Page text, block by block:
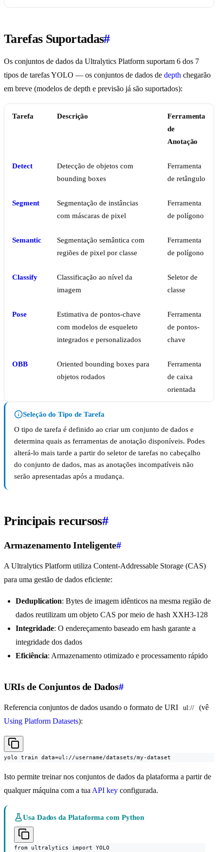
Tarefas Suportadas#
Os conjuntos de dados da Ultralytics Platform suportam 6 dos 7
tipos de tarefas YOLO — os conjuntos de dados de depth chegarão
em breve (modelos de depth e previsão já são suportados):
Tarefa Descrição
Ferramenta
de
Anotação
Detect
Detecção de objetos com
bounding boxes
Ferramenta
de retângulo
Segment
Segmentação de instâncias
com máscaras de pixel
Ferramenta
de polígono
Semantic
Segmentação semântica com
regiões de pixel por classe
Ferramenta
de polígono
Classify
Classificação ao nível da
imagem
Seletor de
classe
Pose
Estimativa de pontos-chave
com modelos de esqueleto
integrados e personalizados
Ferramenta
de pontos-
chave
OBB
Oriented bounding boxes para
objetos rodados
Ferramenta
de caixa
orientada
Seleção do Tipo de Tarefa
O tipo de tarefa é definido ao criar um conjunto de dados e
determina quais as ferramentas de anotação disponíveis. Podes
alterá-lo mais tarde a partir do seletor de tarefas no cabeçalho
do conjunto de dados, mas as anotações incompatíveis não
serão apresentadas após a mudança.
Principais recursos#
Armazenamento Inteligente#
A Ultralytics Platform utiliza Content-Addressable Storage (CAS)
para uma gestão de dados eficiente:
Deduplication: Bytes de imagem idênticos na mesma região de
dados reutilizam um objeto CAS por meio de hash XXH3-128
Integridade: O endereçamento baseado em hash garante a
integridade dos dados
Eficiência: Armazenamento otimizado e processamento rápido
URIs de Conjuntos de Dados#
Referencia conjuntos de dados usando o formato de URI ul://
(vê
Using Platform Datasets):
yolo train data=ul://username/datasets/my-dataset
Isto permite treinar nos conjuntos de dados da plataforma a partir de
qualquer máquina com a tua API key configurada.
Usa Dados da Plataforma com Python
from ultralytics import YOLO